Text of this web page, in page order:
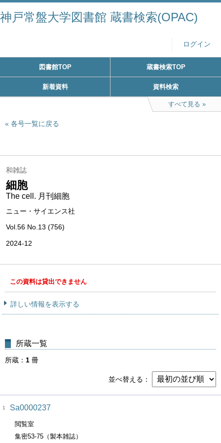
神戸常盤大学図書館 蔵書検索(OPAC)
ログイン
図書館TOP 蔵書検索TOP
新着資料 資料検索
すべて見る
各号一覧に戻る
和雑誌
細胞
The cell. 月刊細胞
ニュー・サイエンス社
Vol.56 No.13 (756)
2024-12
この資料は貸出できません
詳しい情報を表示する
所蔵一覧
所蔵 1 冊
並べ替える
1 Sa0000237
閲覧室
集密53-75（製本雑誌）